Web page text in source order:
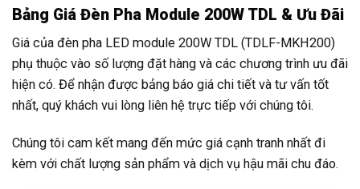
Bảng Giá Đèn Pha Module 200W TDL & Ưu Đãi
Giá của đèn pha LED module 200W TDL (TDLF-MKH200)
phụ thuộc vào số lượng đặt hàng và các chương trình ưu đãi
hiện có. Để nhận được bảng báo giá chi tiết và tư vấn tốt
nhất, quý khách vui lòng liên hệ trực tiếp với chúng tôi.
Chúng tôi cam kết mang đến mức giá cạnh tranh nhất đi
kèm với chất lượng sản phẩm và dịch vụ hậu mãi chu đáo.